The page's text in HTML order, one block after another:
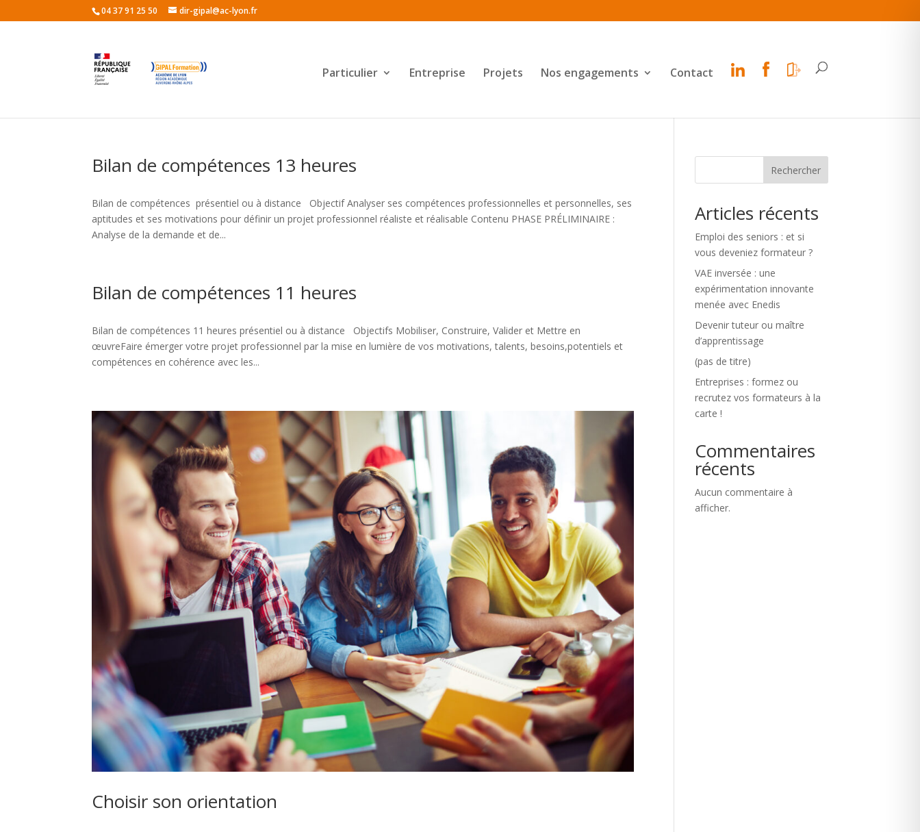
04 37 91 25 50 dir-gipal@ac-lyon.fr
Particulier Entreprise Projets Nos engagements Contact
Bilan de compétences 13 heures
Bilan de compétences présentiel ou à distance Objectif Analyser ses compétences professionnelles et personnelles, ses
aptitudes et ses motivations pour définir un projet professionnel réaliste et réalisable Contenu PHASE PRÉLIMINAIRE :
Analyse de la demande et de...
Bilan de compétences 11 heures
Bilan de compétences 11 heures présentiel ou à distance Objectifs Mobiliser, Construire, Valider et Mettre en
œuvreFaire émerger votre projet professionnel par la mise en lumière de vos motivations, talents, besoins,potentiels et
compétences en cohérence avec les...
Choisir son orientation
Rechercher
Articles récents
Emploi des seniors : et si
vous deveniez formateur ?
VAE inversée : une
expérimentation innovante
menée avec Enedis
Devenir tuteur ou maître
d’apprentissage
(pas de titre)
Entreprises : formez ou
recrutez vos formateurs à la
carte !
Commentaires
récents
Aucun commentaire à
afficher.